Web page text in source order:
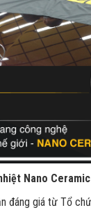
Nano
đáng giá từ Tổ